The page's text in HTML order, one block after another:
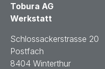
Tobura AG
Werkstatt
Schlossackerstrasse 20
Postfach
8404 Winterthur